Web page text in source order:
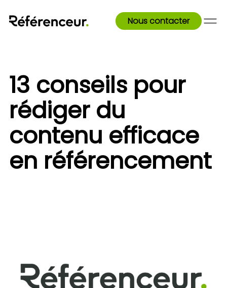
Nous contacter
13 conseils pour
rédiger du
contenu efficace
en référencement